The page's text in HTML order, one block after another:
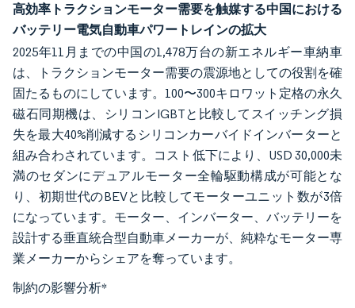
高効率トラクションモーター需要を触媒する中国における
バッテリー電気自動車パワートレインの拡大
2025年11月までの中国の1,478万台の新エネルギー車納車
は、トラクションモーター需要の震源地としての役割を確
固たるものにしています。100〜300キロワット定格の永久
磁石同期機は、シリコンIGBTと比較してスイッチング損
失を最大40%削減するシリコンカーバイドインバーターと
組み合わされています。コスト低下により、USD 30,000未
満のセダンにデュアルモーター全輪駆動構成が可能とな
り、初期世代のBEVと比較してモーターユニット数が3倍
になっています。モーター、インバーター、バッテリーを
設計する垂直統合型自動車メーカーが、純粋なモーター専
業メーカーからシェアを奪っています。
制約の影響分析*